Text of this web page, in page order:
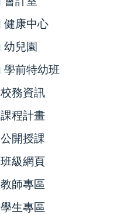
健康中心
幼兒園
學前特幼班
校務資訊
課程計畫
公開授課
班級網頁
教師專區
學生專區